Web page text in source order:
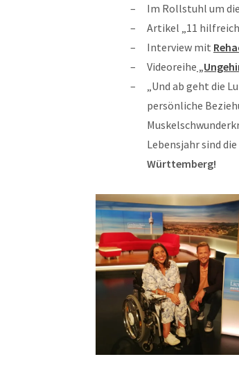
Im Rollstuhl um
Artikel „11
Interview mit
Videoreihe
„Und ab geht die
persönliche
Lebensjahr sind
Württemberg!